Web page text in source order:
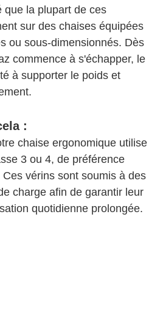
que la plupart de ces
sur des chaises équipées
ou sous-dimensionnés. Dès
commence à s'échapper, le
à supporter le poids et
:
chaise ergonomique utilise
3 ou 4, de préférence
vérins sont soumis à des
charge afin de garantir leur
quotidienne prolongée.